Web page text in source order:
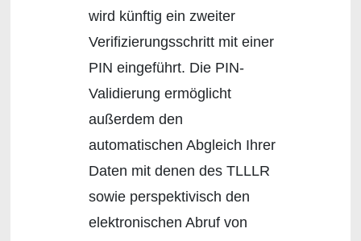
wird künftig ein zweiter
Verifizierungsschritt mit einer
PIN eingeführt. Die PIN-
Validierung ermöglicht
außerdem den
automatischen Abgleich Ihrer
Daten mit denen des TLLLR
sowie perspektivisch den
elektronischen Abruf von